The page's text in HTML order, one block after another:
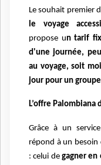
Le souhait premier
le voyage
propose un tarif
d'une journée,
au voyage, soit
jour pour un
L’offre
Grâce à un
répond à un besoin
: celui de gagner en